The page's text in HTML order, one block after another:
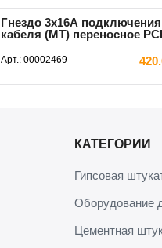
Гнездо 3x16А подключения
кабеля (MT) переносное
Арт.: 00002469
В КОРЗИНУ
КАТЕГОРИИ
Гипсовая
Оборудование
Цементная